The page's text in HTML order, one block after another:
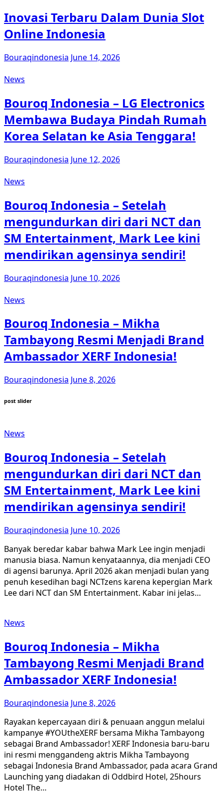
Inovasi Terbaru Dalam Dunia Slot
Online Indonesia
Bouraqindonesia June 14, 2026
News
Bouroq Indonesia – LG Electronics
Membawa Budaya Pindah Rumah
Korea Selatan ke Asia Tenggara!
Bouraqindonesia June 12, 2026
News
Bouroq Indonesia – Setelah
mengundurkan diri dari NCT dan
SM Entertainment, Mark Lee kini
mendirikan agensinya sendiri!
Bouraqindonesia June 10, 2026
News
Bouroq Indonesia – Mikha
Tambayong Resmi Menjadi Brand
Ambassador XERF Indonesia!
Bouraqindonesia June 8, 2026
post slider
News
Bouroq Indonesia – Setelah
mengundurkan diri dari NCT dan
SM Entertainment, Mark Lee kini
mendirikan agensinya sendiri!
Bouraqindonesia June 10, 2026
Banyak beredar kabar bahwa Mark Lee ingin menjadi
manusia biasa. Namun kenyataannya, dia menjadi CEO
di agensi barunya. April 2026 akan menjadi bulan yang
penuh kesedihan bagi NCTzens karena kepergian Mark
Lee dari NCT dan SM Entertainment. Kabar ini jelas…
News
Bouroq Indonesia – Mikha
Tambayong Resmi Menjadi Brand
Ambassador XERF Indonesia!
Bouraqindonesia June 8, 2026
Rayakan kepercayaan diri & penuaan anggun melalui
kampanye #YOUtheXERF bersama Mikha Tambayong
sebagai Brand Ambassador! XERF Indonesia baru-baru
ini resmi menggandeng aktris Mikha Tambayong
sebagai Indonesia Brand Ambassador, pada acara Grand
Launching yang diadakan di Oddbird Hotel, 25hours
Hotel The…